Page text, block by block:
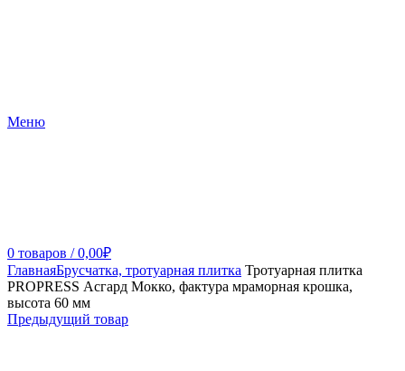
Меню
0 товаров / 0,00₽
ГлавнаяБрусчатка, тротуарная плитка Тротуарная плитка
PROPRESS Асгард Мокко, фактура мраморная крошка,
высота 60 мм
Предыдущий товар